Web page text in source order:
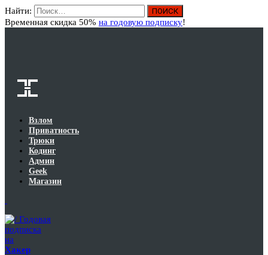
Найти:
Временная скидка 50% на годовую подписку!
Взлом
Приватность
Трюки
Кодинг
Админ
Geek
Магазин
Годовая
подписка
на
Хакер